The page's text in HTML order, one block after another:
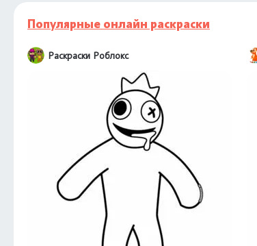
Популярные онлайн раскраски
Раскраски Роблокс